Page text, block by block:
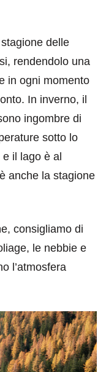
delle
rendendolo una
in ogni momento
In inverno, il
ingombre di
sotto lo
il lago è al
anche la stagione
consigliamo di
le nebbie e
l’atmosfera